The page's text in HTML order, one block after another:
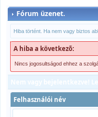
Fórum üzenet.
Hiba történt. Ha nem vagy biztos
A hiba a következõ:
Nincs jogosultságod ehhez a
Felhasználói név